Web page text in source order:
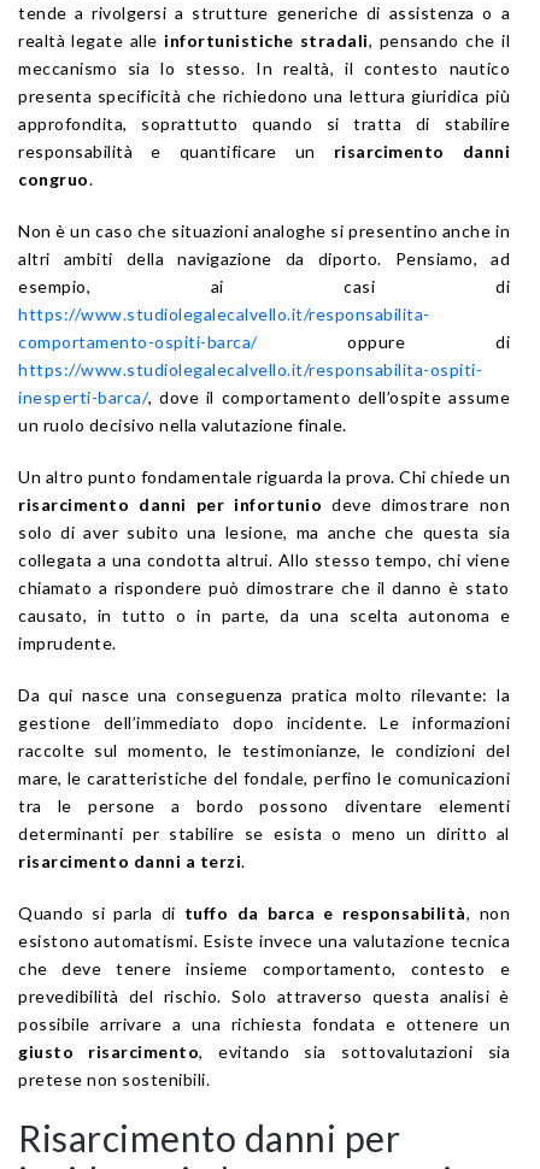
tende a rivolgersi a strutture generiche di assistenza o a
realtà legate alle infortunistiche stradali, pensando che il
meccanismo sia lo stesso. In realtà, il contesto nautico
presenta specificità che richiedono una lettura giuridica più
approfondita, soprattutto quando si tratta di stabilire
responsabilità e quantificare un risarcimento danni
congruo.
Non è un caso che situazioni analoghe si presentino anche in
altri ambiti della navigazione da diporto. Pensiamo, ad
esempio, ai casi di
https://www.studiolegalecalvello.it/responsabilita-
comportamento-ospiti-barca/oppure di
https://www.studiolegalecalvello.it/responsabilita-ospiti-
inesperti-barca/, dove il comportamento dell’ospite assume
un ruolo decisivo nella valutazione finale.
Un altro punto fondamentale riguarda la prova. Chi chiede un
risarcimento danni per infortunio deve dimostrare non
solo di aver subito una lesione, ma anche che questa sia
collegata a una condotta altrui. Allo stesso tempo, chi viene
chiamato a rispondere può dimostrare che il danno è stato
causato, in tutto o in parte, da una scelta autonoma e
imprudente.
Da qui nasce una conseguenza pratica molto rilevante: la
gestione dell’immediato dopo incidente. Le informazioni
raccolte sul momento, le testimonianze, le condizioni del
mare, le caratteristiche del fondale, perfino le comunicazioni
tra le persone a bordo possono diventare elementi
determinanti per stabilire se esista o meno un diritto al
risarcimento danni a terzi.
Quando si parla di tuffo da barca e responsabilità, non
esistono automatismi. Esiste invece una valutazione tecnica
che deve tenere insieme comportamento, contesto e
prevedibilità del rischio. Solo attraverso questa analisi è
possibile arrivare a una richiesta fondata e ottenere un
giusto risarcimento, evitando sia sottovalutazioni sia
pretese non sostenibili.
Risarcimento danni per